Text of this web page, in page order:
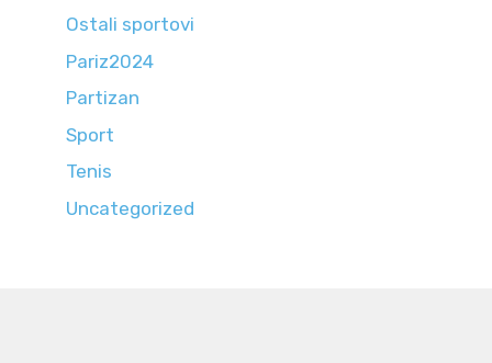
Ostali sportovi
Pariz2024
Partizan
Sport
Tenis
Uncategorized